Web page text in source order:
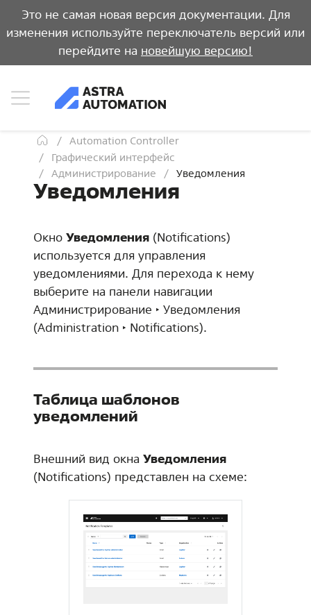
Это не самая новая версия документации. Для
изменения используйте переключатель версий или
перейдите на новейшую версию!
Automation Controller
Графический интерфейс
Администрирование
Уведомления
Уведомления
Окно Уведомления (Notifications)
используется для управления
уведомлениями. Для перехода к нему
выберите на панели навигации
Администрирование ‣ Уведомления
(Administration ‣ Notifications).
Таблица шаблонов
уведомлений
Внешний вид окна Уведомления
(Notifications) представлен на схеме: